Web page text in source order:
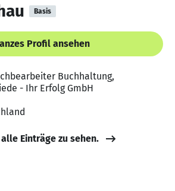
Basis
Profil ansehen
Buchhaltung,
- Ihr Erfolg GmbH
Einträge zu sehen.